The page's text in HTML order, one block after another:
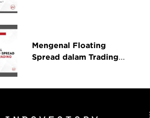
Mengenal Floating
Spread dalam Trading